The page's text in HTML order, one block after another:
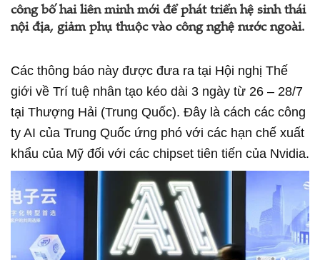
công bố hai liên minh mới để phát triển hệ sinh thái
nội địa, giảm phụ thuộc vào công nghệ nước ngoài.
Các thông báo này được đưa ra tại Hội nghị Thế
giới về Trí tuệ nhân tạo kéo dài 3 ngày từ 26 – 28/7
tại Thượng Hải (Trung Quốc). Đây là cách các công
ty AI của Trung Quốc ứng phó với các hạn chế xuất
khẩu của Mỹ đối với các chipset tiên tiến của Nvidia.